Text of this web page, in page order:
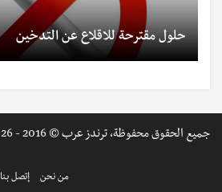
حلول مقترحة للاقلاع عن التدخين
جميع الحقوق محفوظة، ترندز عرب © 2016 - 2026
من نحن إتصل بنا